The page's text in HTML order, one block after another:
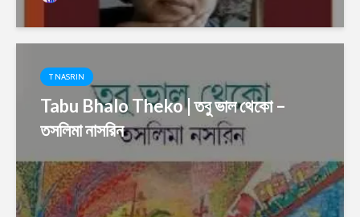
T NASRIN
Tabu Bhalo Theko | তবু ভাল থেকো –
তসলিমা নাসরিন